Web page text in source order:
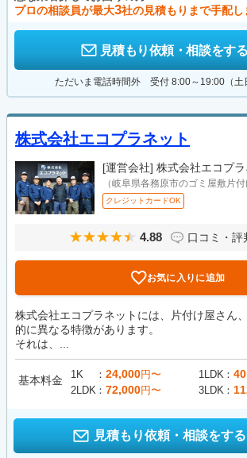
プロの相談員が最大3社の見積もりまで手配し
見積もり依頼・相談をする
ただいま電話時間外 受付 8:00～19:00（土
株式会社エコプラネット
[運営会社] 株式会社エコプラ
（岐阜県各務原市のゴミ屋敷片付
クレジットカードOK
4.88 口コミ・評
お気に入りに追加
株式会社エコプラネットには、片付け屋さん
的に異なる特徴があります。
それは、...
基本料金 1K 24,000円〜 1LDK
2LDK
72,000円〜 3LDK
見積もり依頼・相談をする